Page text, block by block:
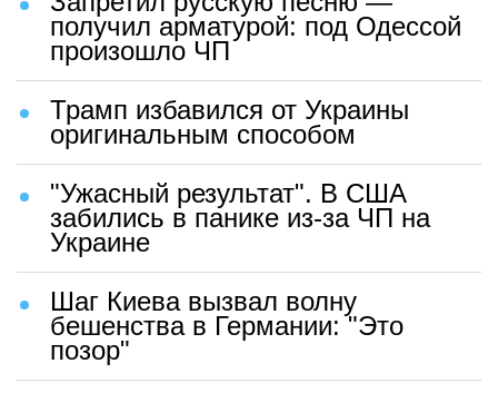
получил арматурой: под Одессой
произошло ЧП
Трамп избавился от Украины
оригинальным способом
"Ужасный результат". В США
забились в панике из-за ЧП на
Украине
Шаг Киева вызвал волну
бешенства в Германии: "Это
позор"